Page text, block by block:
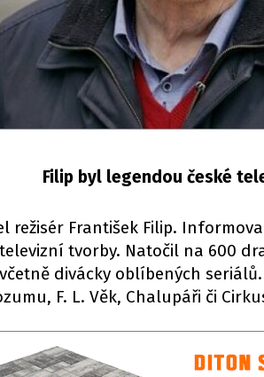
Filip byl legendou české
režisér František Filip.
tvorby. Natočil na 600
divácky oblíbených
F. L. Věk, Chalupáři či